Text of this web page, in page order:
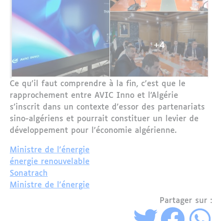
Ce qu'il faut comprendre à la fin, c'est que le
rapprochement entre AVIC Inno et l’Algérie
s’inscrit dans un contexte d’essor des partenariats
sino-algériens et pourrait constituer un levier de
développement pour l’économie algérienne.
Ministre de l'énergie
énergie renouvelable
Sonatrach
Ministre de l'énergie
Partager sur :